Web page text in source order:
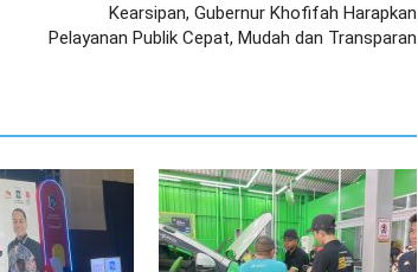
Kearsipan, Gubernur Khofifah Harapkan
Pelayanan Publik Cepat, Mudah dan Transparan